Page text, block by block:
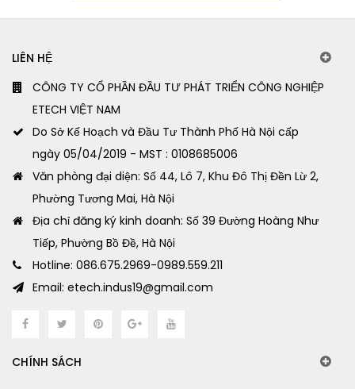
LIÊN HỆ
CÔNG TY CỔ PHẦN ĐẦU TƯ PHÁT TRIỂN CÔNG NGHIỆP
ETECH VIỆT NAM
Do Sở Kế Hoạch và Đầu Tư Thành Phố Hà Nội cấp
ngày 05/04/2019 - MST : 0108685006
Văn phòng đại diện: Số 44, Lô 7, Khu Đô Thị Đền Lừ 2,
Phường Tương Mai, Hà Nội
Địa chỉ đăng ký kinh doanh: Số 39 Đường Hoàng Như
Tiếp, Phường Bồ Đề, Hà Nội
Hotline: 086.675.2969-0989.559.211
Email: etech.indus19@gmail.com
CHÍNH SÁCH